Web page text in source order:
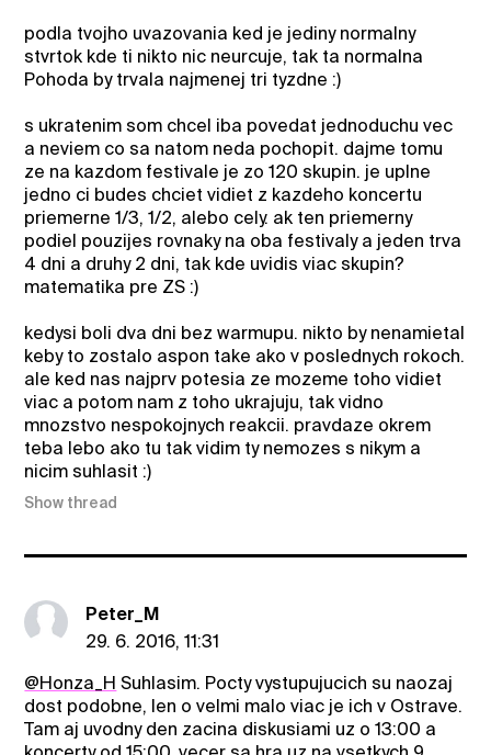
podla tvojho uvazovania ked je jediny normalny
stvrtok kde ti nikto nic neurcuje, tak ta normalna
Pohoda by trvala najmenej tri tyzdne :)
s ukratenim som chcel iba povedat jednoduchu vec
a neviem co sa natom neda pochopit. dajme tomu
ze na kazdom festivale je zo 120 skupin. je uplne
jedno ci budes chciet vidiet z kazdeho koncertu
priemerne 1/3, 1/2, alebo cely. ak ten priemerny
podiel pouzijes rovnaky na oba festivaly a jeden trva
4 dni a druhy 2 dni, tak kde uvidis viac skupin?
matematika pre ZS :)
kedysi boli dva dni bez warmupu. nikto by nenamietal
keby to zostalo aspon take ako v poslednych rokoch.
ale ked nas najprv potesia ze mozeme toho vidiet
viac a potom nam z toho ukrajuju, tak vidno
mnozstvo nespokojnych reakcii. pravdaze okrem
teba lebo ako tu tak vidim ty nemozes s nikym a
nicim suhlasit :)
Show thread
Peter_M
29. 6. 2016, 11:31
@Honza_H Suhlasim. Pocty vystupujucich su naozaj
dost podobne, len o velmi malo viac je ich v Ostrave.
Tam aj uvodny den zacina diskusiami uz o 13:00 a